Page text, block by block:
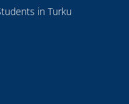
in Turku